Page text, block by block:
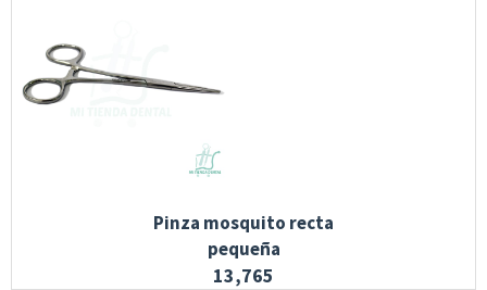
Pinza mosquito recta
pequeña
13,765